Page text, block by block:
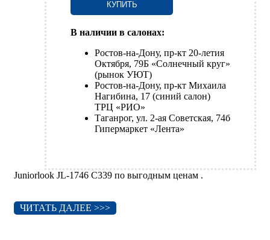
КУПИТЬ
В наличии в салонах:
Ростов-на-Дону, пр-кт 20-летия
Октября, 79Б «Солнечный круг»
(рынок УЮТ)
Ростов-на-Дону, пр-кт Михаила
Нагибина, 17 (синий салон)
ТРЦ «РИО»
Таганрог, ул. 2-ая Советская, 74б
Гипермаркет «Лента»
Juniorlook JL-1746 C339 по выгодным ценам .
ЧИТАТЬ ДАЛЕЕ >>>